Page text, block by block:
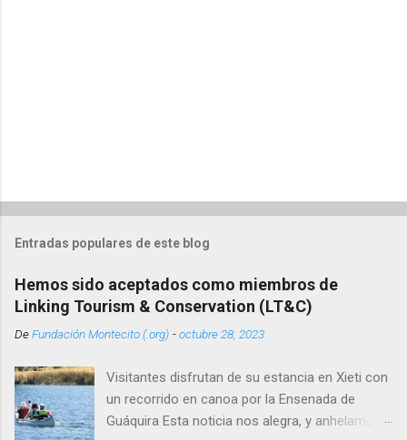
Entradas populares de este blog
Hemos sido aceptados como miembros de
Linking Tourism & Conservation (LT&C)
DeFundación Montecito (.org) -octubre 28, 2023
Visitantes disfrutan de su estancia en Xieti con
un recorrido en canoa por la Ensenada de
Guáquira Esta noticia nos alegra, y anhelamos